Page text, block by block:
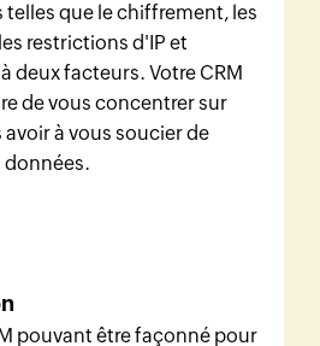
telles que le chiffrement, les
restrictions d'IP et
deux facteurs. Votre CRM
de vous concentrer sur
à vous soucier de
pouvant être façonné pour